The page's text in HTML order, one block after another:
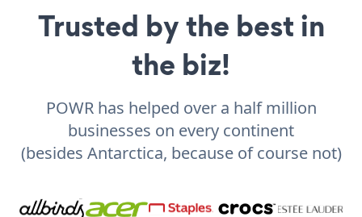
Trusted by the best in
the biz!
POWR has helped over a half million
businesses on every continent
(besides Antarctica, because of course not)